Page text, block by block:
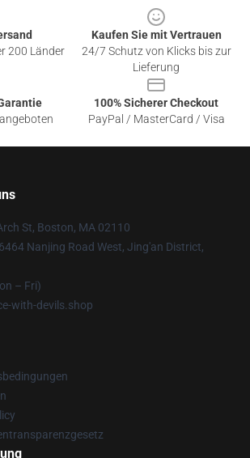
200 Länder
Kaufen Sie mit Vertrauen
24/7 Schutz von Klicks bis zur
Lieferung
100% Sicherer Checkout
PayPal / MasterCard / Visa
St, Boston, MA 02110
Nanjing Road West, Jing'an District,
– Fri)
with-devils.shop